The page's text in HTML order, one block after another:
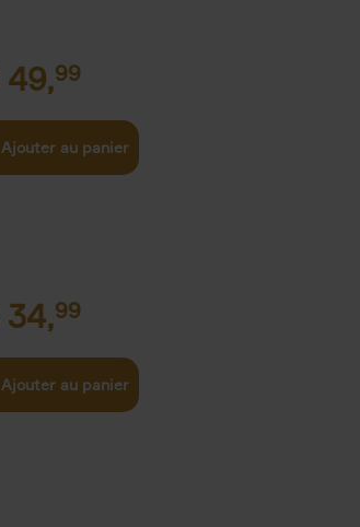
49,99
Ajouter au panier
34,99
Ajouter au panier